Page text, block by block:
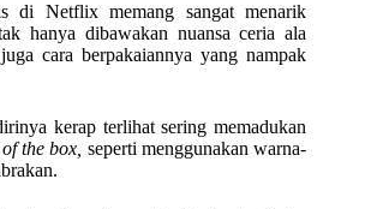
di Netflix memang sangat menarik
hanya dibawakan nuansa ceria ala
cara berpakaiannya yang nampak
kerap terlihat sering memadukan
the box, seperti menggunakan warna-